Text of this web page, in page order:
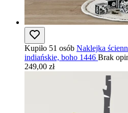
Kupiło 51 osób Naklejka
indiańskie, boho 1446 Brak
249,00 zł